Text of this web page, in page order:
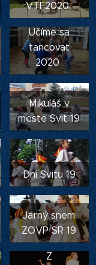
VTF2020
Učíme sa
tancovať
2020
Mikuláš v
meste Svit 19
Dni Svitu 19
Jarný snem
ZOVP SR 19
Z